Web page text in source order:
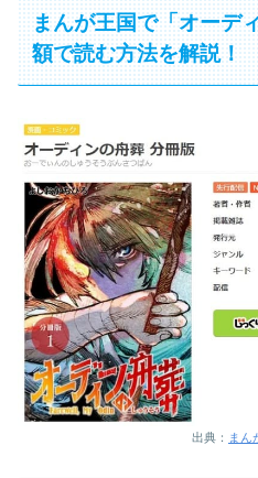
まんが王国で「オーデ
額で読む方法を解説！
出典： まん